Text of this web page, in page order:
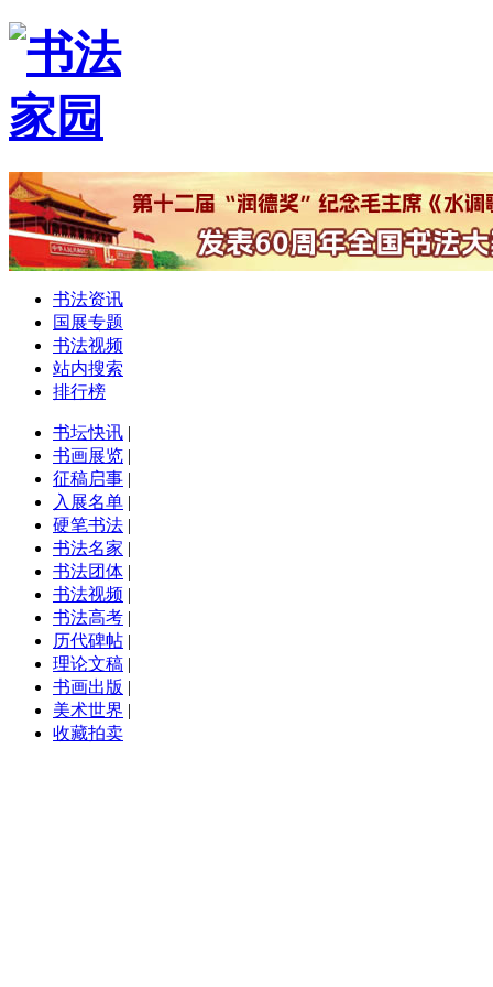
书法资讯
国展专题
书法视频
站内搜索
排行榜
书坛快讯 |
书画展览 |
征稿启事 |
入展名单 |
硬笔书法 |
书法名家 |
书法团体 |
书法视频 |
书法高考 |
历代碑帖 |
理论文稿 |
书画出版 |
美术世界 |
收藏拍卖